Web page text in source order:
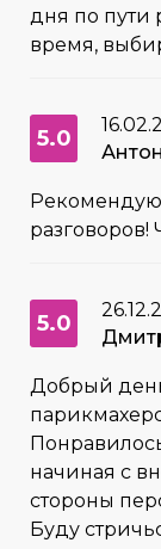
дня по пути
время,
5.0
разговоров!
5.0
Добрый
начиная с
стороны
Буду